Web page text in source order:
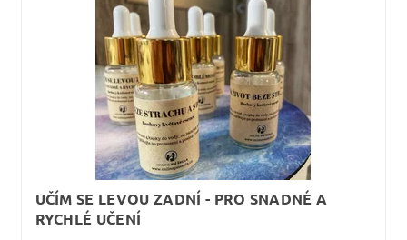
UČÍM SE LEVOU ZADNÍ - PRO SNADNÉ A
RYCHLÉ UČENÍ